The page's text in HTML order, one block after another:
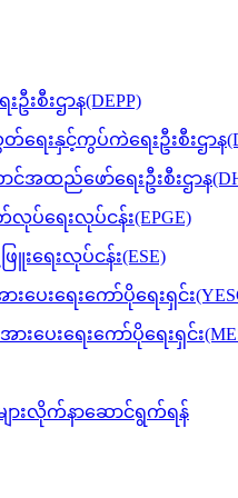
းစီးဌာန(DEPP)
ေးနှင့်ကွပ်ကဲရေးဦးစီးဌာန
အထည်ဖော်ရေးဦးစီးဌာန
ပ်ရေးလုပ်ငန်း(EPGE)
းရေးလုပ်ငန်း(ESE)
ေးရေးကော်ပိုရေးရှင်း
းပေးရေးကော်ပိုရေးရှင်း
ျားလိုက်နာဆောင်ရွက်ရန်